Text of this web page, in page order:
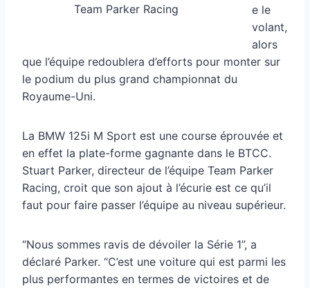
Team Parker Racing
e le
volant,
alors
que l’équipe redoublera d’efforts pour monter sur
le podium du plus grand championnat du
Royaume-Uni.
La BMW 125i M Sport est une course éprouvée et
en effet la plate-forme gagnante dans le BTCC.
Stuart Parker, directeur de l’équipe Team Parker
Racing, croit que son ajout à l’écurie est ce qu’il
faut pour faire passer l’équipe au niveau supérieur.
“Nous sommes ravis de dévoiler la Série 1”, a
déclaré Parker. “C’est une voiture qui est parmi les
plus performantes en termes de victoires et de